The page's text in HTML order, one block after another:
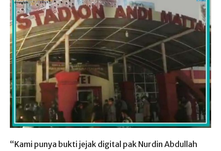
“Kami punya bukti jejak digital pak Nurdin Abdullah